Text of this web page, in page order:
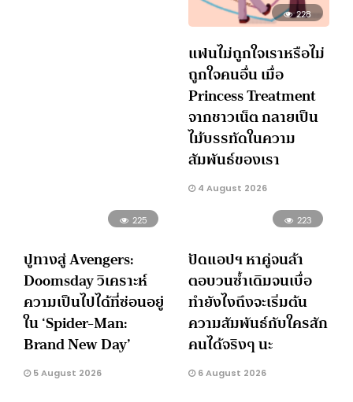
228
แฟนไม่ถูกใจเราหรือไม่
ถูกใจคนอื่น เมื่อ
Princess Treatment
จากชาวเน็ต กลายเป็น
ไม้บรรทัดในความ
สัมพันธ์ของเรา
4 August 2026
225
ปูทางสู่ Avengers:
Doomsday วิเคราะห์
ความเป็นไปได้ที่ซ่อนอยู่
ใน ‘Spider-Man:
Brand New Day’
5 August 2026
223
ปัดแอปฯ หาคู่จนล้า
ตอบวนซ้ำเดิมจนเบื่อ
ทำยังไงถึงจะเริ่มต้น
ความสัมพันธ์กับใครสัก
คนได้จริงๆ นะ
6 August 2026